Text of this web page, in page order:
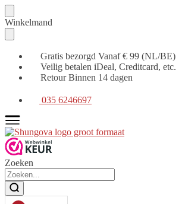
Verder
naar
navigatie
Ga
naar
de
inhoud
Winkelmand
Gratis bezorgd Vanaf € 99 (NL/BE)
Veilig betalen iDeal, Creditcard, etc.
Retour Binnen 14 dagen
035 6246697
Zoeken